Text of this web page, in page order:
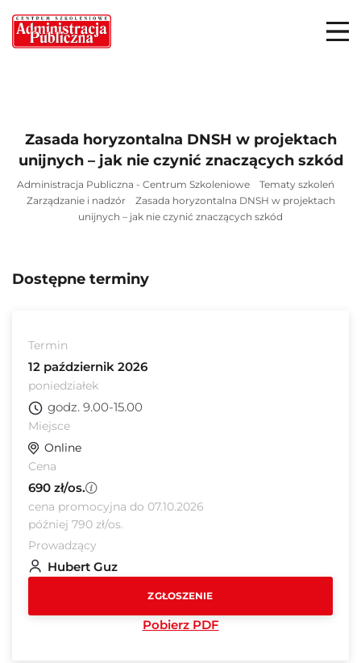
Zasada horyzontalna DNSH w projektach
unijnych – jak nie czynić znaczących szkód
Administracja Publiczna - Centrum Szkoleniowe
Tematy szkoleń
Zarządzanie i nadzór
Zasada horyzontalna DNSH w projektach
unijnych – jak nie czynić znaczących szkód
Dostępne terminy
Termin
12 październik 2026
poniedziałek
godz. 9.00-15.00
Miejsce
Online
Cena
690 zł/os.
cena promocyjna do 07.10.2026
później 790 zł/os.
Prowadzący
Hubert Guz
ZGŁOSZENIE
Pobierz PDF